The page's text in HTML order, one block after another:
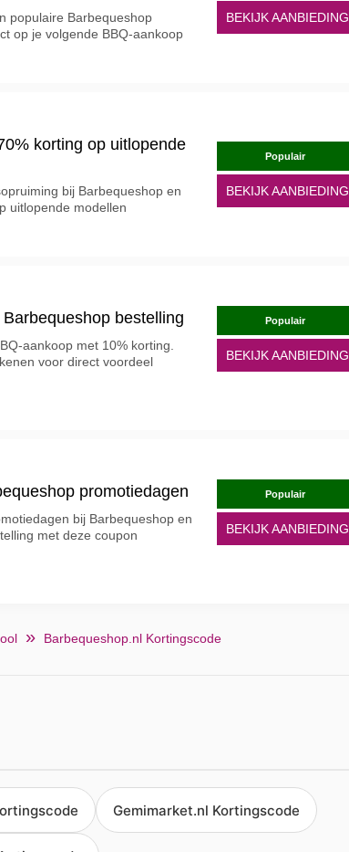
populaire Barbequeshop
op je volgende BBQ-aankoop
BEKIJK AANBIEDING
korting op uitlopende
bij Barbequeshop en
uitlopende modellen
Populair
BEKIJK AANBIEDING
bestelling
aankoop met 10% korting.
voor direct voordeel
Populair
BEKIJK AANBIEDING
promotiedagen
bij Barbequeshop en
met deze coupon
Populair
BEKIJK AANBIEDING
Barbequeshop.nl Kortingscode
Gemimarket.nl Kortingscode